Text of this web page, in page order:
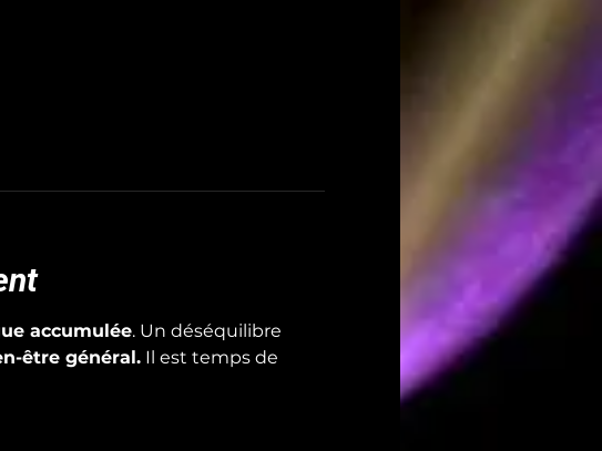
accumulée. Un déséquilibre
être général. Il est temps de